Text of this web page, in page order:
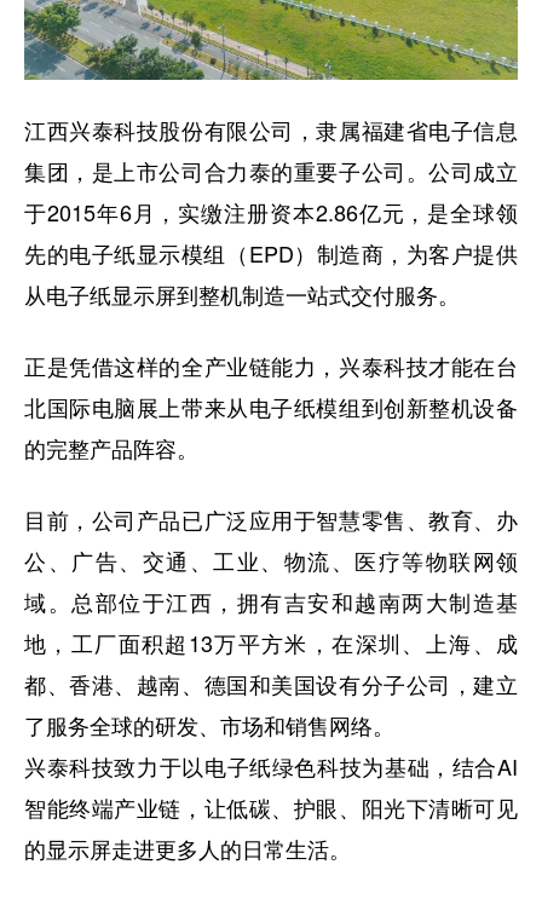
江西兴泰科技股份有限公司，隶属福建省电子信息
集团，是上市公司合力泰的重要子公司。公司成立
于2015年6月，实缴注册资本2.86亿元，是全球领
先的电子纸显示模组（EPD）制造商，为客户提供
从电子纸显示屏到整机制造一站式交付服务。
正是凭借这样的全产业链能力，兴泰科技才能在台
北国际电脑展上带来从电子纸模组到创新整机设备
的完整产品阵容。
目前，公司产品已广泛应用于智慧零售、教育、办
公、广告、交通、工业、物流、医疗等物联网领
域。总部位于江西，拥有吉安和越南两大制造基
地，工厂面积超13万平方米，在深圳、上海、成
都、香港、越南、德国和美国设有分子公司，建立
了服务全球的研发、市场和销售网络。
兴泰科技致力于以电子纸绿色科技为基础，结合AI
智能终端产业链，让低碳、护眼、阳光下清晰可见
的显示屏走进更多人的日常生活。